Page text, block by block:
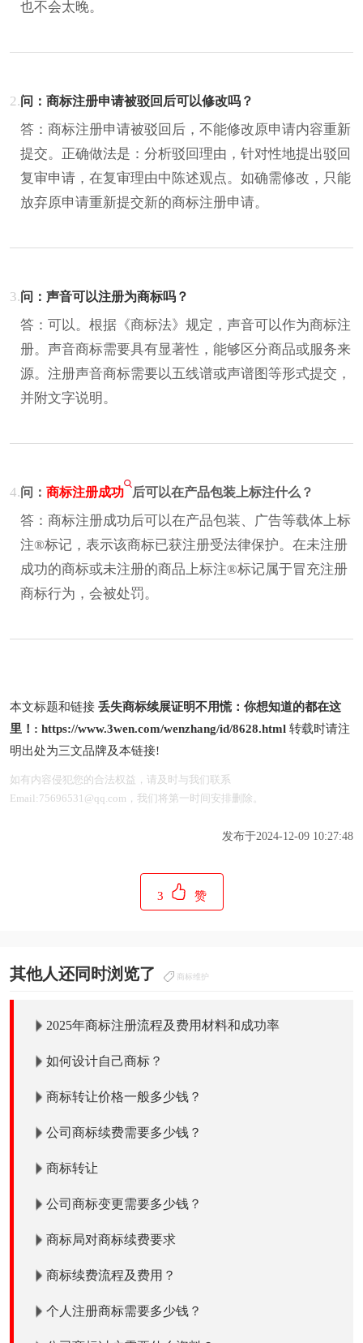
也不会太晚。
2.问：商标注册申请被驳回后可以修改吗？
答：商标注册申请被驳回后，不能修改原申请内容重新
提交。正确做法是：分析驳回理由，针对性地提出驳回
复审申请，在复审理由中陈述观点。如确需修改，只能
放弃原申请重新提交新的商标注册申请。
3.问：声音可以注册为商标吗？
答：可以。根据《商标法》规定，声音可以作为商标注
册。声音商标需要具有显著性，能够区分商品或服务来
源。注册声音商标需要以五线谱或声谱图等形式提交，
并附文字说明。
4.问： 商标注册成功 后可以在产品包装上标注什么？
答：商标注册成功后可以在产品包装、广告等载体上标
注®标记，表示该商标已获注册受法律保护。在未注册
成功的商标或未注册的商品上标注®标记属于冒充注册
商标行为，会被处罚。
本文标题和链接 丢失商标续展证明不用慌：你想知道的都在这
里！: https://www.3wen.com/wenzhang/id/8628.html 转载时请注
明出处为三文品牌及本链接!
如有内容侵犯您的合法权益，请及时与我们联系
Email:75696531@qq.com，我们将第一时间安排删除。
发布于2024-12-09 10:27:48
3 赞
其他人还同时浏览了 商标维护
2025年商标注册流程及费用材料和成功率
如何设计自己商标？
商标转让价格一般多少钱？
公司商标续费需要多少钱？
商标转让
公司商标变更需要多少钱？
商标局对商标续费要求
商标续费流程及费用？
个人注册商标需要多少钱？